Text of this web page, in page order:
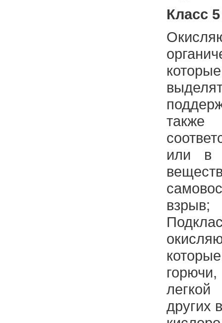
Класс 5
или в
взрыв;
легкой
других